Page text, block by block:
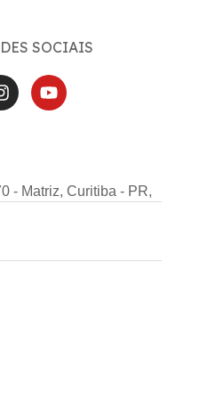
SOCIAIS
- Matriz, Curitiba - PR,